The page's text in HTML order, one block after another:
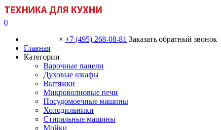
0
× +7 (495) 268-08-81 Заказать обратный звонок
Главная
Категории
Варочные панели
Духовые шкафы
Вытяжки
Микроволновые печи
Посудомоечные машины
Холодильники
Стиральные машины
Мойки